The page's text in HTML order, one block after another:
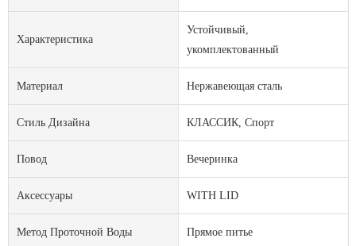
Характеристика
Устойчивый,
укомплектованный
Материал Нержавеющая сталь
Стиль Дизайна КЛАССИК, Спорт
Повод Вечеринка
Аксессуары WITH LID
Метод Проточной Воды Прямое питье